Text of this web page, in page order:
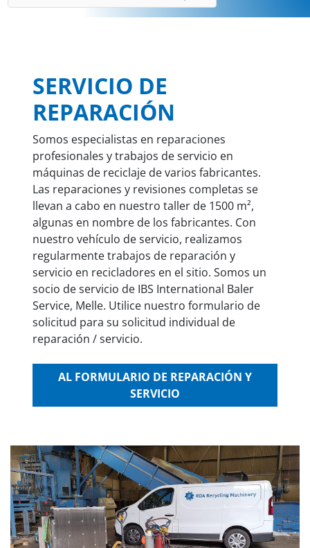
SERVICIO DE
REPARACIÓN
Somos especialistas en reparaciones
profesionales y trabajos de servicio en
máquinas de reciclaje de varios fabricantes.
Las reparaciones y revisiones completas se
llevan a cabo en nuestro taller de 1500 m²,
algunas en nombre de los fabricantes. Con
nuestro vehículo de servicio, realizamos
regularmente trabajos de reparación y
servicio en recicladores en el sitio. Somos un
socio de servicio de IBS International Baler
Service, Melle. Utilice nuestro formulario de
solicitud para su solicitud individual de
reparación / servicio.
AL FORMULARIO DE REPARACIÓN Y
SERVICIO